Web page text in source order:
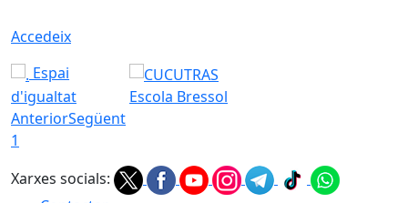
Accedeix
Espai
d'igualtat
Escola Bressol
AnteriorSegüent
1
Xarxes socials: